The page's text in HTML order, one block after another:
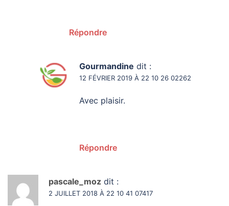
Répondre
Gourmandine dit :
12 FÉVRIER 2019 À 22 10 26 02262
Avec plaisir.
Répondre
pascale_moz dit :
2 JUILLET 2018 À 22 10 41 07417